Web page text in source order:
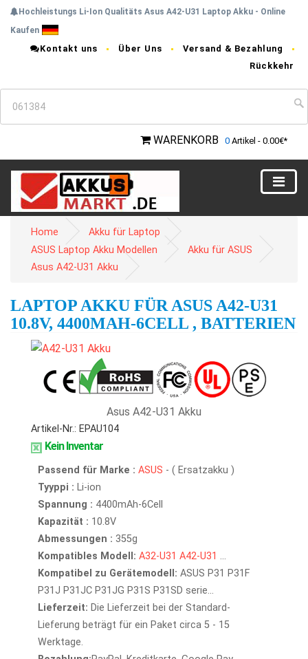
Hochleistungs Li-Ion Qualitäts Asus A42-U31 Laptop Akku - Online
Kaufen
Kontakt uns Über Uns
Versand & Bezahlung
Rückkehr
WARENKORB 0 Artikel - 0.00€*
Home
Akku für Laptop
ASUS Laptop Akku Modellen
Akku für ASUS
Asus A42-U31 Akku
LAPTOP AKKU FÜR ASUS A42-U31
10.8V, 4400MAH-6CELL , BATTERIEN
Asus A42-U31 Akku
Artikel-Nr.: EPAU104
Kein Inventar
Passend für Marke : ASUS - ( Ersatzakku )
Tyyppi : Li-ion
Spannung : 4400mAh-6Cell
Kapazität : 10.8V
Abmessungen : 355g
Kompatibles Modell: A32-U31 A42-U31 ...
Kompatibel zu Gerätemodell: ASUS P31 P31F
P31J P31JC P31JG P31S P31SD serie...
Lieferzeit: Die Lieferzeit bei der Standard-
Lieferung beträgt für ein Paket circa 5 - 15
Werktage.